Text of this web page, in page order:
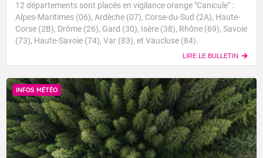
12 départements sont placés en vigilance orange "Canicule" :
Alpes-Maritimes (06), Ardèche (07), Corse-du-Sud (2A), Haute-
Corse (2B), Drôme (26), Gard (30), Isère (38), Rhône (69), Savoie
(73), Haute-Savoie (74), Var (83), et Vaucluse (84).
LIRE LE BULLETIN
INFOS MÉTÉO